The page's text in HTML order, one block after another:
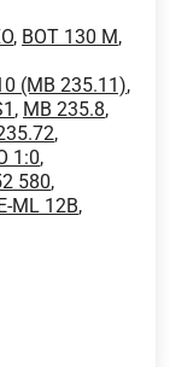
, BOT 130 M,
(MB 235.11),
, MB 235.8,
,
1:0,
580,
ML 12B,